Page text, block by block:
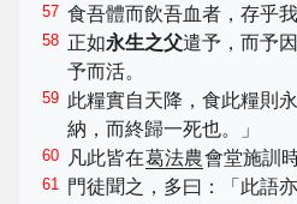
57 食吾體而飲吾血者，存乎
58 正如永生之父遣予，而予
予而活。
59 此糧實自天降，食此糧則
納，而終歸一死也。」
60 凡此皆在葛法農會堂施訓
61 門徒聞之，多曰：「此語